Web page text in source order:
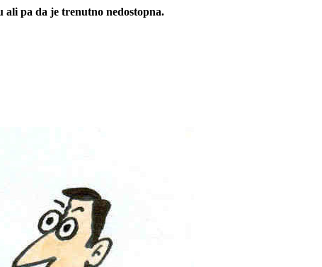
ali pa da je trenutno nedostopna.